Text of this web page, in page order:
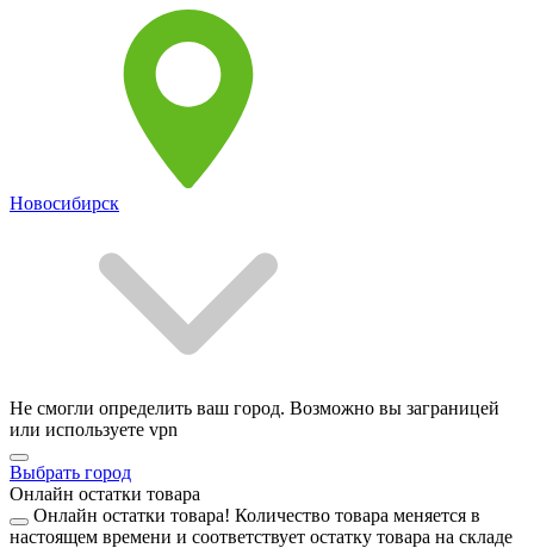
Новосибирск
Не смогли определить ваш город. Возможно вы заграницей
или используете vpn
Выбрать город
Онлайн остатки товара
Онлайн остатки товара! Количество товара меняется в
настоящем времени и соответствует остатку товара на складе